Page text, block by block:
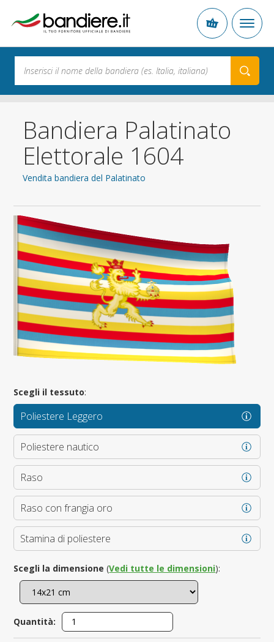
Bandiera Palatinato
Elettorale 1604
Vendita bandiera del Palatinato
Scegli il tessuto:
Poliestere Leggero
Poliestere nautico
Raso
Raso con frangia oro
Stamina di poliestere
Scegli la dimensione (Vedi tutte le dimensioni):
Quantità: